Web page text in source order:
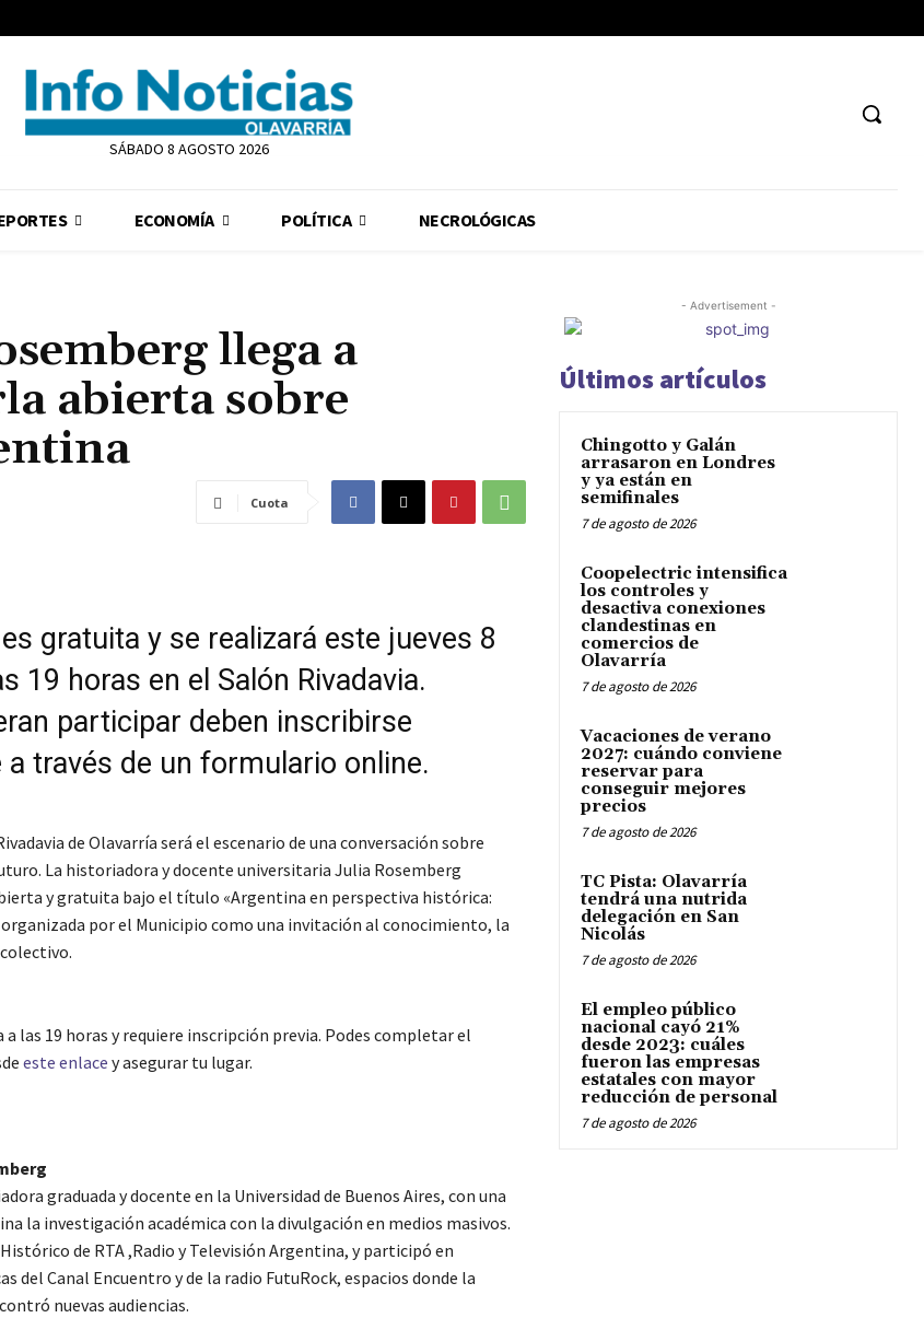
SÁBADO 8 AGOSTO 2026
ECONOMÍA POLÍTICA NECROLÓGICAS
llega a
abierta sobre
Cuota
gratuita y se realizará este jueves 8
19 horas en el Salón Rivadavia.
participar deben inscribirse
a través de un formulario online.
de Olavarría será el escenario de una conversación sobre
La historiadora y docente universitaria Julia Rosemberg
y gratuita bajo el título «Argentina en perspectiva histórica:
por el Municipio como una invitación al conocimiento, la
a las 19 horas y requiere inscripción previa. Podes completar el
este enlace y asegurar tu lugar.
graduada y docente en la Universidad de Buenos Aires, con una
la investigación académica con la divulgación en medios masivos.
de RTA ,Radio y Televisión Argentina, y participó en
del Canal Encuentro y de la radio FutuRock, espacios donde la
nuevas audiencias.
- Advertisement -
Últimos artículos
Chingotto y Galán
arrasaron en Londres
y ya están en
semifinales
7 de agosto de 2026
Coopelectric intensifica
los controles y
desactiva conexiones
clandestinas en
comercios de
Olavarría
7 de agosto de 2026
Vacaciones de verano
2027: cuándo conviene
reservar para
conseguir mejores
precios
7 de agosto de 2026
TC Pista: Olavarría
tendrá una nutrida
delegación en San
Nicolás
7 de agosto de 2026
El empleo público
nacional cayó 21%
desde 2023: cuáles
fueron las empresas
estatales con mayor
reducción de personal
7 de agosto de 2026